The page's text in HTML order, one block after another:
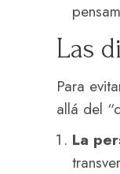
Las
Para
allá del
La